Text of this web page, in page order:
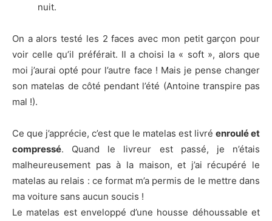
nuit.
On a alors testé les 2 faces avec mon petit garçon pour
voir celle qu’il préférait. Il a choisi la « soft », alors que
moi j’aurai opté pour l’autre face ! Mais je pense changer
son matelas de côté pendant l’été (Antoine transpire pas
mal !).
Ce que j’apprécie, c’est que le matelas est livré enroulé et
compressé. Quand le livreur est passé, je n’étais
malheureusement pas à la maison, et j’ai récupéré le
matelas au relais : ce format m’a permis de le mettre dans
ma voiture sans aucun soucis !
Le matelas est enveloppé d’une housse déhoussable et